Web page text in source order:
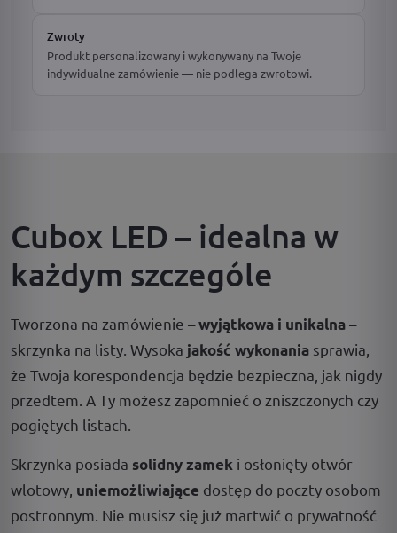
Zwroty
Produkt personalizowany i wykonywany na Twoje
indywidualne zamówienie — nie podlega zwrotowi.
Cubox LED – idealna w
każdym szczególe
Tworzona na zamówienie –wyjątkowa i unikalna–
skrzynka na listy. Wysoka jakość wykonania sprawia,
że Twoja korespondencja będzie bezpieczna, jak nigdy
przedtem. A Ty możesz zapomnieć o zniszczonych czy
pogiętych listach.
Skrzynka posiada solidny zamek i osłonięty otwór
wlotowy, uniemożliwiające dostęp do poczty osobom
postronnym. Nie musisz się już martwić o prywatność